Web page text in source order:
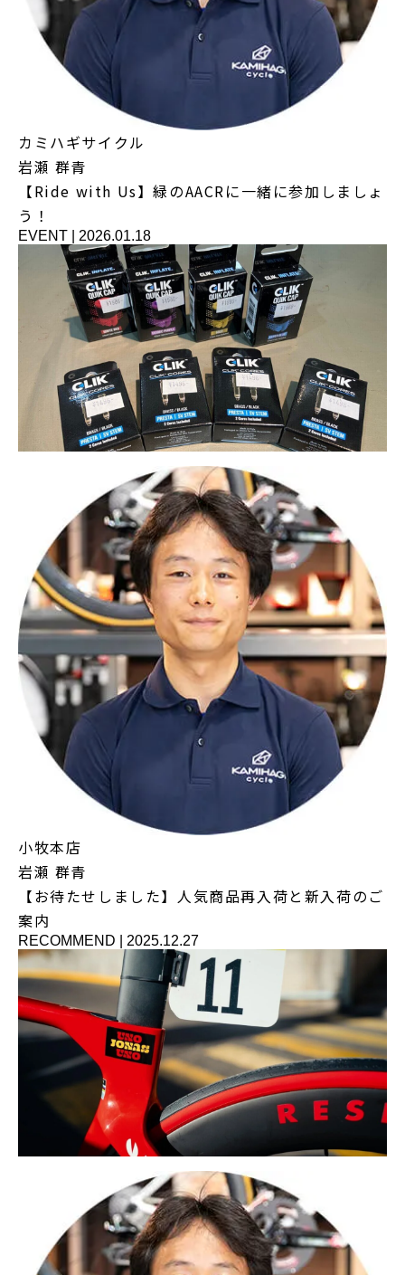
カミハギサイクル
岩瀬 群青
【Ride with Us】緑のAACRに一緒に参加しましょ
う！
EVENT 2026.01.18
小牧本店
岩瀬 群青
【お待たせしました】人気商品再入荷と新入荷のご
案内
RECOMMEND 2025.12.27